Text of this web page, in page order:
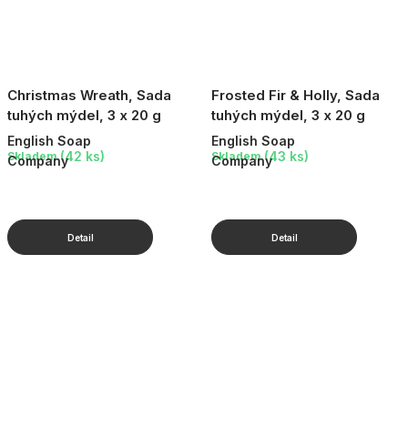
Christmas Wreath, Sada
tuhých mýdel, 3 x 20 g
English Soap
Company
Skladem (42 ks)
Frosted Fir & Holly, Sada
tuhých mýdel, 3 x 20 g
English Soap
Company
Skladem (43 ks)